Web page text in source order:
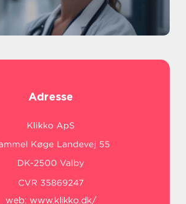
Adresse
web: www.klikko.dk/